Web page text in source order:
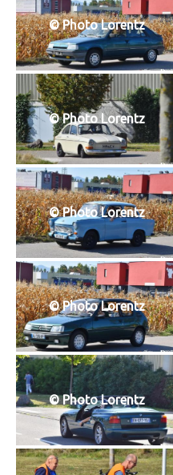
© Photo Lorentz
© Photo Lorentz
© Photo Lorentz
© Photo Lorentz
© Photo Lorentz